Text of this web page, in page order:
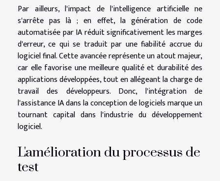
Par ailleurs, l'impact de l'intelligence artificielle ne
s'arrête pas là ; en effet, la génération de code
automatisée par IA réduit significativement les marges
d'erreur, ce qui se traduit par une fiabilité accrue du
logiciel final. Cette avancée représente un atout majeur,
car elle favorise une meilleure qualité et durabilité des
applications développées, tout en allégeant la charge de
travail des développeurs. Donc, l'intégration de
l'assistance IA dans la conception de logiciels marque un
tournant capital dans l'industrie du développement
logiciel.
L'amélioration du processus de
test